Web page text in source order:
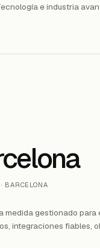
e industria
BARCELONA
medida gestionado para
integraciones fiables,